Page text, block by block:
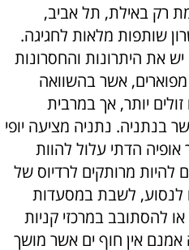
רק באילת, תל אביב,
שותפות מלאות לחגיגה.
את היתרונות והחסרונות
אשר בהשוואה
יותר, אך במרבית
בנתניה. נתניה מציעה יופי
הדתי עלול להוות
להיות מרותקים לרדיוס של
לנסוע, לשבת במסעדות
להסתובב במרכזי קניות
אין חוף ים אשר מושך